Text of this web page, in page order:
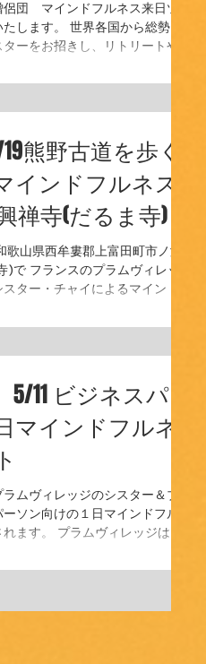
侶団 マインドフルネス来日ツア
します。 世界各国から総勢１
ーをお招きし、リトリートや研
ジの僧院長を含む、９名ものダ
19熊野古道を歩く
インドフルネス
禅寺(だるま寺)
歌山県西牟婁郡上富田町市ノ瀬
)で フランスのプラムヴィレッジ
ター・チャイによるマインドフ
11 ビジネスパー
マインドフルネ
ムヴィレッジのシスター＆ブラ
ソン向けの１日マインドフルネ
ます。 プラムヴィレッジは、
年に創設した南フランスに